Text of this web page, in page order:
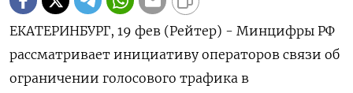
ЕКАТЕРИНБУРГ, 19 фев (Рейтер) - Минцифры РФ
рассматривает инициативу операторов связи об
ограничении голосового трафика в